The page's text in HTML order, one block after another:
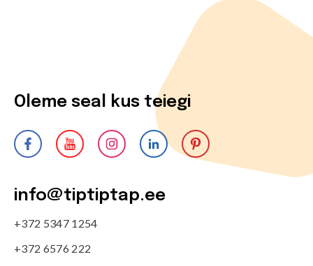
Oleme seal kus teiegi
info@tiptiptap.ee
+372 5347 1254
+372 6576 222